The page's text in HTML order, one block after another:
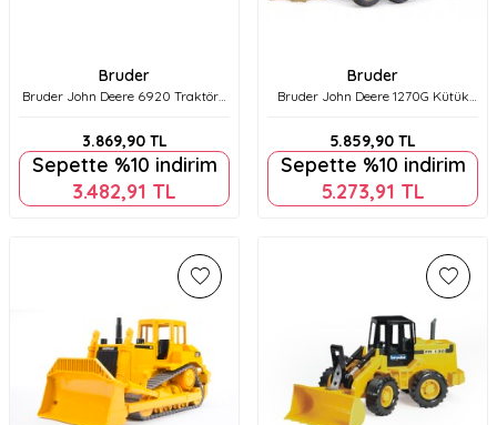
Bruder
Bruder John Deere 6920 Traktör+
3.869,90TL
Sepette %10 indirim
3.482,91 TL
Bruder
Bruder John Deere 1270G Kütük
5.859,90 TL
Sepette %10 indirim
5.273,91 TL